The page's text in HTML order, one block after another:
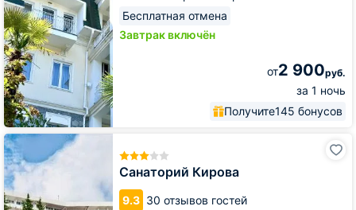
Бесплатная отмена
Завтрак включён
от2 900руб.
за 1 ночь
Получите145 бонусов
Санаторий Кирова
9.3 30 отзывов гостей
Санаторий
Кирова